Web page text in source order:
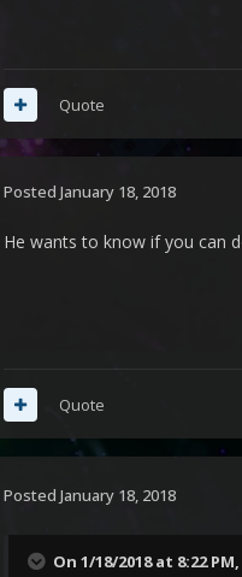
Quote
Posted January 18, 2018
He wants to know if you can
Quote
Posted January 18, 2018
On 1/18/2018 at 8:22 PM,